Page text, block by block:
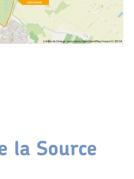
la Source